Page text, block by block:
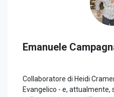
Emanuele
Collaboratore di Heidi
Evangelico - e,